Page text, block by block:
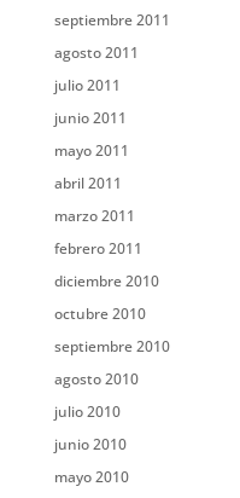
septiembre 2011
agosto 2011
julio 2011
junio 2011
mayo 2011
abril 2011
marzo 2011
febrero 2011
diciembre 2010
octubre 2010
septiembre 2010
agosto 2010
julio 2010
junio 2010
mayo 2010